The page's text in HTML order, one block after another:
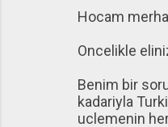
Hocam
Oncelikle
Benim bir
kadariyla
uclemenin